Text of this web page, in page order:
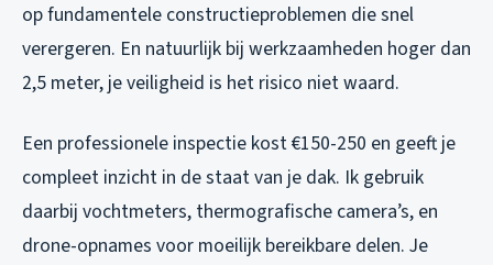
op fundamentele constructieproblemen die snel
verergeren. En natuurlijk bij werkzaamheden hoger dan
2,5 meter, je veiligheid is het risico niet waard.
Een professionele inspectie kost €150-250 en geeft je
compleet inzicht in de staat van je dak. Ik gebruik
daarbij vochtmeters, thermografische camera’s, en
drone-opnames voor moeilijk bereikbare delen. Je